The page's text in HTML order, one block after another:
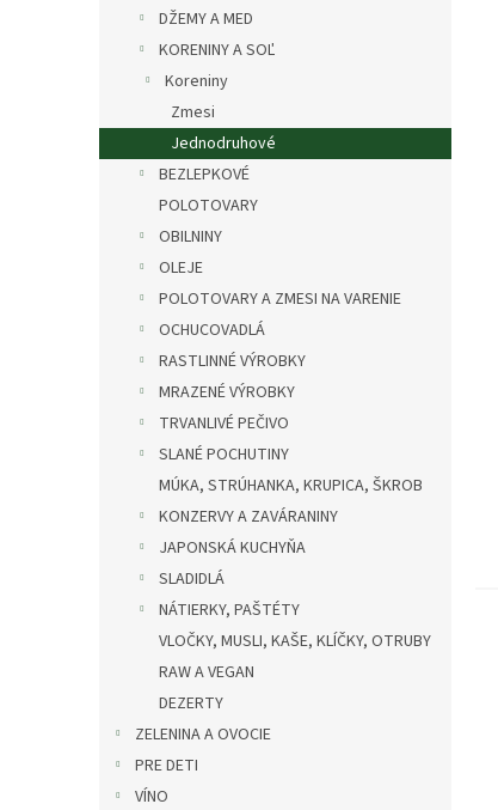
DŽEMY A MED
KORENINY A SOĽ
Koreniny
Zmesi
Jednodruhové
BEZLEPKOVÉ
POLOTOVARY
OBILNINY
OLEJE
POLOTOVARY A ZMESI NA VARENIE
OCHUCOVADLÁ
RASTLINNÉ VÝROBKY
MRAZENÉ VÝROBKY
TRVANLIVÉ PEČIVO
SLANÉ POCHUTINY
MÚKA, STRÚHANKA, KRUPICA, ŠKROB
KONZERVY A ZAVÁRANINY
JAPONSKÁ KUCHYŇA
SLADIDLÁ
NÁTIERKY, PAŠTÉTY
VLOČKY, MUSLI, KAŠE, KLÍČKY, OTRUBY
RAW A VEGAN
DEZERTY
ZELENINA A OVOCIE
PRE DETI
VÍNO